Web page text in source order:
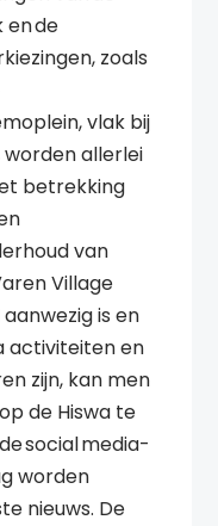
en de
zoals
vlak bij
allerlei
betrekking
van
Village
is en
activiteiten en
zijn, kan men
de Hiswa te
social media-
worden
nieuws. De